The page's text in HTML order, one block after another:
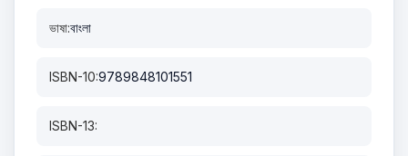
ভাষা:বাংলা
ISBN-10:9789848101551
ISBN-13: